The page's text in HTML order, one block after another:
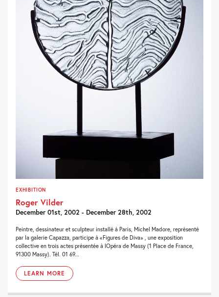
EXHIBITION
Roger Vilder
December 01st, 2002 - December 28th, 2002
Peintre, dessinateur et sculpteur installé à Paris, Michel Madore, représenté
par la galerie Capazza, participe à «Figures de Diva» , une exposition
collective en trois actes présentée à lOpéra de Massy (1 Place de France,
91300 Massy). Tél. 01 69...
LEARN MORE